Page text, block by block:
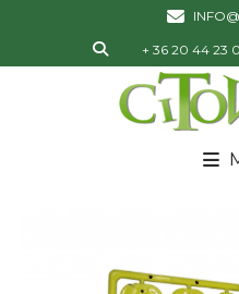
+ 36 20 44 23